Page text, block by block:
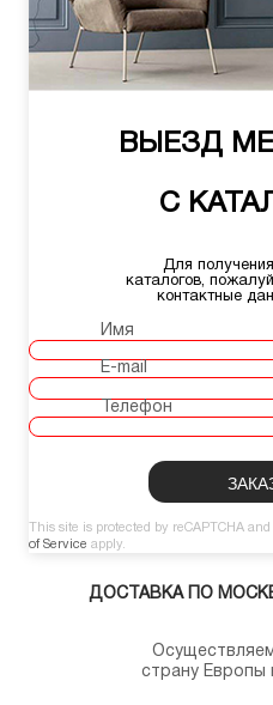
ВЫЕЗД
С
Для
каталогов,
контактные
Имя
E-mail
Телефон
This site is protected by reCAPTCHA
of Service apply.
ДОСТАВКА ПО
страну Европы